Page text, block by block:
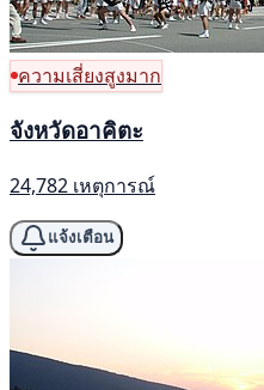
ความเสี่ยงสูงมาก
จังหวัดอาคิตะ
24,782 เหตุการณ์
แจ้งเตือน